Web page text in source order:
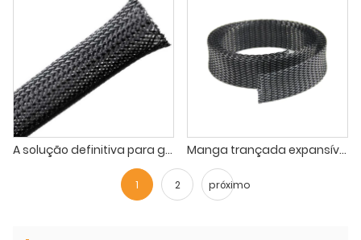
A solução definitiva para gerenciamento e proteção de cabos Manga trançada expansível PPS
1 2 próximo